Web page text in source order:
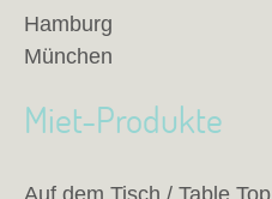
Hamburg
München
Miet-Produkte
Auf dem Tisch / Table Top